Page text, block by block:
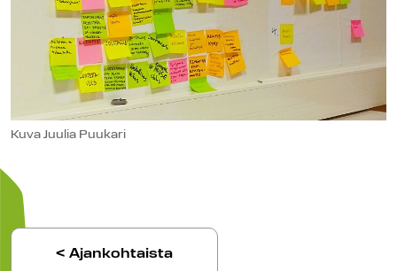
Kuva Juulia Puukari
< Ajankohtaista